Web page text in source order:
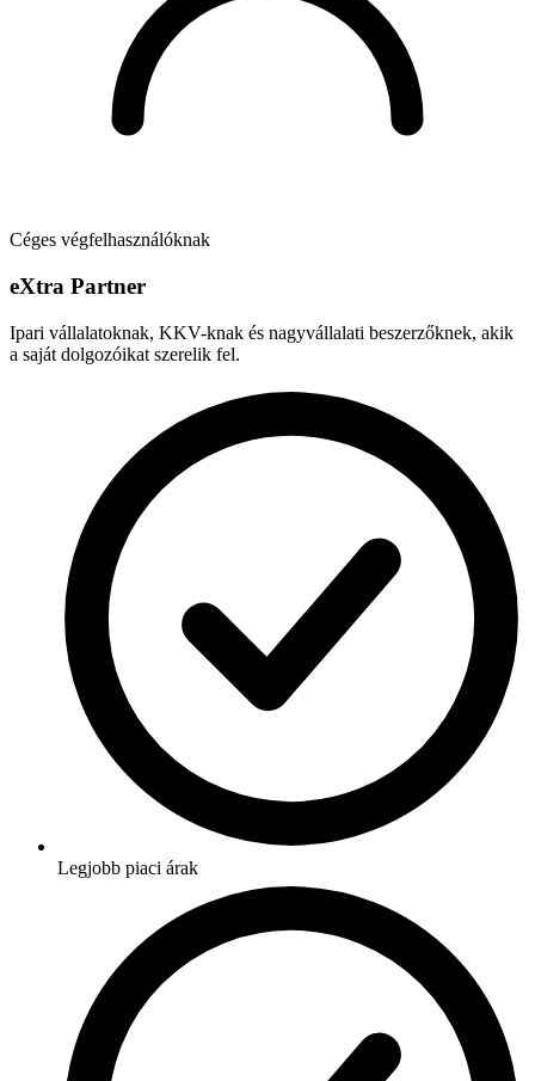
Céges végfelhasználóknak
eXtra Partner
Ipari vállalatoknak, KKV-knak és nagyvállalati beszerzőknek, akik
a saját dolgozóikat szerelik fel.
Legjobb piaci árak